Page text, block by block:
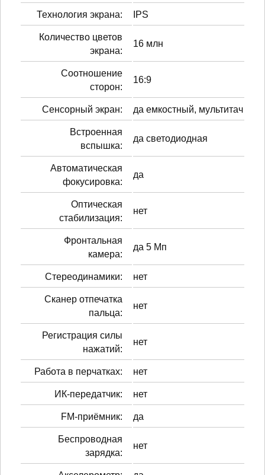
Технология экрана: IPS
Количество цветов
экрана:
16 млн
Соотношение
сторон:
16:9
Сенсорный экран: да емкостный, мультитач
Встроенная
вспышка:
да светодиодная
Автоматическая
фокусировка:
да
Оптическая
стабилизация:
нет
Фронтальная
камера:
да 5 Мп
Стереодинамики: нет
Сканер отпечатка
пальца:
нет
Регистрация силы
нажатий:
нет
Работа в перчатках: нет
ИК-передатчик: нет
FM-приёмник: да
Беспроводная
зарядка:
нет